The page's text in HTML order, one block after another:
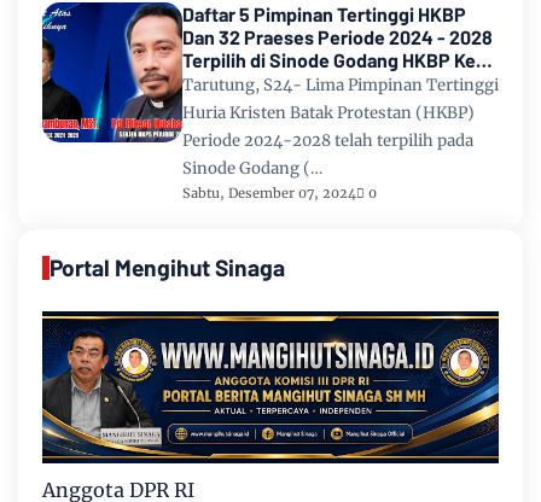
Daftar 5 Pimpinan Tertinggi HKBP
Dan 32 Praeses Periode 2024 - 2028
Terpilih di Sinode Godang HKBP Ke
67 Tahun 2024
Tarutung, S24- Lima Pimpinan Tertinggi
Huria Kristen Batak Protestan (HKBP)
Periode 2024-2028 telah terpilih pada
Sinode Godang (…
Sabtu, Desember 07, 2024 0
Portal Mengihut Sinaga
Anggota DPR RI